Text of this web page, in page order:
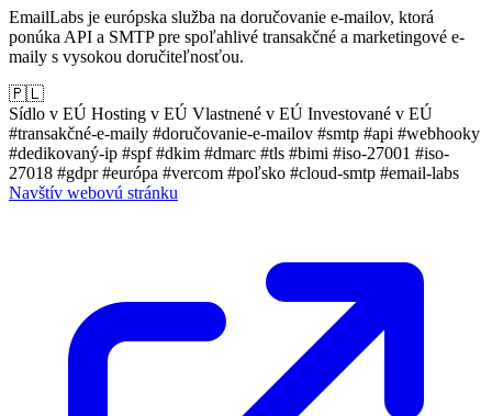
EmailLabs je európska služba na doručovanie e-mailov, ktorá
ponúka API a SMTP pre spoľahlivé transakčné a marketingové e-
maily s vysokou doručiteľnosťou.
🇵🇱
Sídlo v EÚ Hosting v EÚ Vlastnené v EÚ Investované v EÚ
#transakčné-e-maily #doručovanie-e-mailov #smtp #api #webhooky
#dedikovaný-ip #spf#dkim #dmarc #tls #bimi #iso-27001 #iso-
27018 #gdpr#európa #vercom #poľsko #cloud-smtp #email-labs
Navštív webovú stránku